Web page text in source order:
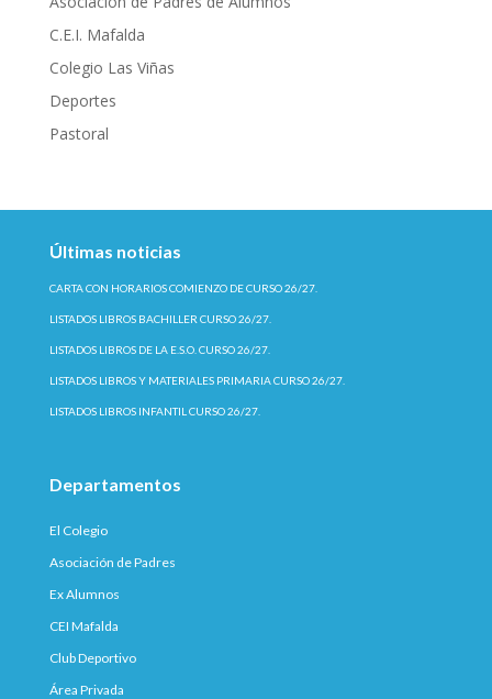
C.E.I. Mafalda
Colegio Las Viñas
Deportes
Pastoral
Últimas noticias
CARTA CON HORARIOS COMIENZO DE CURSO 26/27.
LISTADOS LIBROS BACHILLER CURSO 26/27.
LISTADOS LIBROS DE LA E.S.O. CURSO 26/27.
LISTADOS LIBROS Y MATERIALES PRIMARIA CURSO 26/27.
LISTADOS LIBROS INFANTIL CURSO 26/27.
Departamentos
El Colegio
Asociación de Padres
Ex Alumnos
CEI Mafalda
Club Deportivo
Área Privada